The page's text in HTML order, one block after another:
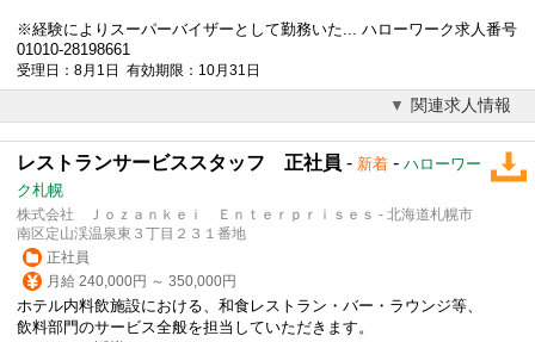
※経験によりスーパーバイザーとして勤務いた... ハローワーク求人番号
01010-28198661
受理日：8月1日 有効期限：10月31日
関連求人情報
レストランサービススタッフ 正社員 - 新着 - ハローワー
ク札幌
株式会社 Ｊｏｚａｎｋｅｉ Ｅｎｔｅｒｐｒｉｓｅｓ - 北海道札幌市
南区定山渓温泉東３丁目２３１番地
正社員
月給 240,000円 ～ 350,000円
ホテル内料飲施設における、和食レストラン・バー・ラウンジ等、
飲料部門のサービス全般を担当していただきます。